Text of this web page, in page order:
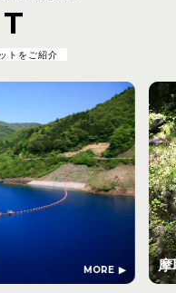
トをご紹介
MORE 摩